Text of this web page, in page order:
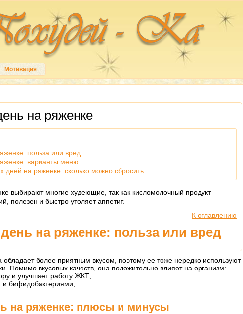
Мотивация
на ряженке
польза или вред
варианты меню
дней на ряженке: сколько можно сбросить
выбирают многие худеющие, так как кисломолочный продукт
полезен и быстро утоляет аппетит.
К оглавлению
на ряженке: польза или вред
более приятным вкусом, поэтому ее тоже нередко используют
Помимо вкусовых качеств, она положительно влияет на организм:
и улучшает работу ЖКТ;
бифидобактериями;
на ряженке: плюсы и минусы